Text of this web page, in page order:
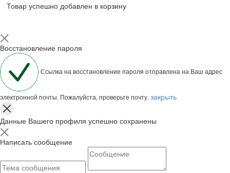
Товар успешно добавлен в корзину
Восстановление пароля
Ссылка на восстановление пароля отправлена на Ваш адрес
электронной почты. Пожалуйста, проверьте почту. закрыть
Данные Вашего профиля успешно сохранены
Написать сообщение